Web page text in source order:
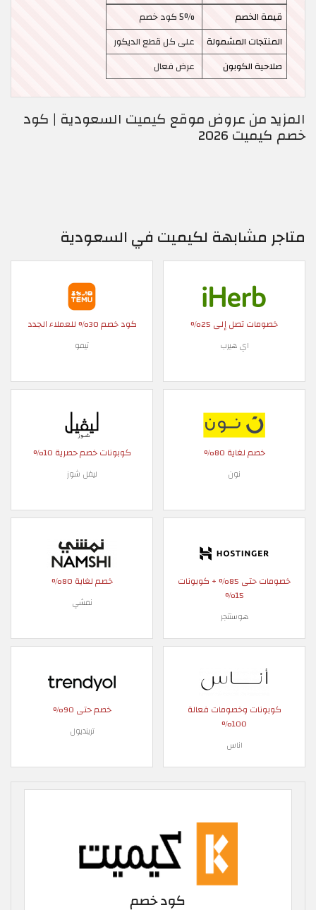
قيمة الخصم
5% كود خصم
المنتجات المشمولة
على كل قطع الديكور
صلاحية الكوبون
عرض فعال
المزيد من عروض موقع كيميت السعودية | كود
خصم كيميت 2026
متاجر مشابهة لكيميت في السعودية
خصومات تصل إلى 25%
اي هيرب
كود خصم 30% للعملاء الجدد
تيمو
خصم لغاية 80%
نون
كوبونات خصم حصرية 10%
ليفل شوز
خصومات حتى 85% + كوبونات
15%
هوستنجر
خصم لغاية 80%
نمشي
كوبونات وخصومات فعالة
100%
اناس
خصم حتى 90%
ترينديول